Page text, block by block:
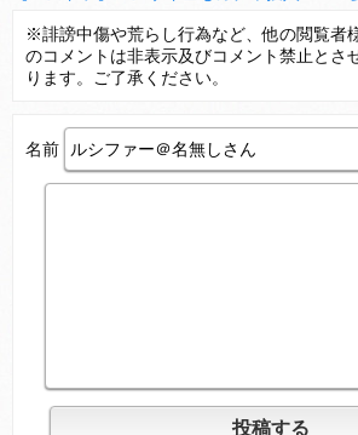
変な所でセーブして詰んだゲーム、貴方に
Powered by livedoor 相互RSS
※誹謗中傷や荒らし行為など、他の閲覧者
のコメントは非表示及びコメント禁止とさ
ります。ご了承ください。
名前